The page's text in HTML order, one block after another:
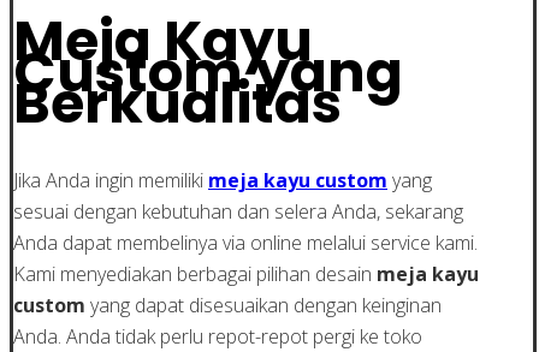
Meja Kayu
Custom yang
Berkualitas
Jika Anda ingin memiliki meja kayu custom yang
sesuai dengan kebutuhan dan selera Anda, sekarang
Anda dapat membelinya via online melalui service kami.
Kami menyediakan berbagai pilihan desain meja kayu
custom yang dapat disesuaikan dengan keinginan
Anda. Anda tidak perlu repot-repot pergi ke toko